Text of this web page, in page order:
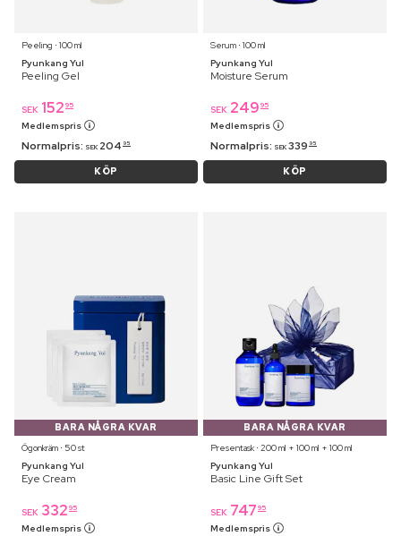
Peeling ⋅ 100 ml
Pyunkang Yul
Peeling Gel
SEK 152 95
Medlemspris
Normalpris: SEK 204 95
KÖP
Serum ⋅ 100 ml
Pyunkang Yul
Moisture Serum
SEK 249 95
Medlemspris
Normalpris: SEK 339 95
KÖP
BARA NÅGRA KVAR
Ögonkräm ⋅ 50 st
Pyunkang Yul
Eye Cream
SEK 332 95
Medlemspris
BARA NÅGRA KVAR
Presentask ⋅ 200 ml + 100 ml + 100 ml
Pyunkang Yul
Basic Line Gift Set
SEK 747 95
Medlemspris